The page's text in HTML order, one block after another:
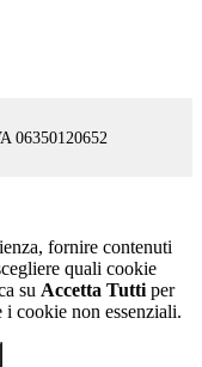
06350120652
fornire contenuti
quali cookie
su Accetta Tutti per
i cookie non essenziali.